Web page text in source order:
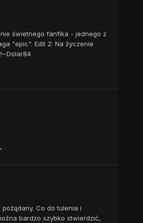
świetnego fanfika - jednego z
"epic". Edit 2: Na życzenie
Co do tulenia i
bardzo szybko stwierdzić,